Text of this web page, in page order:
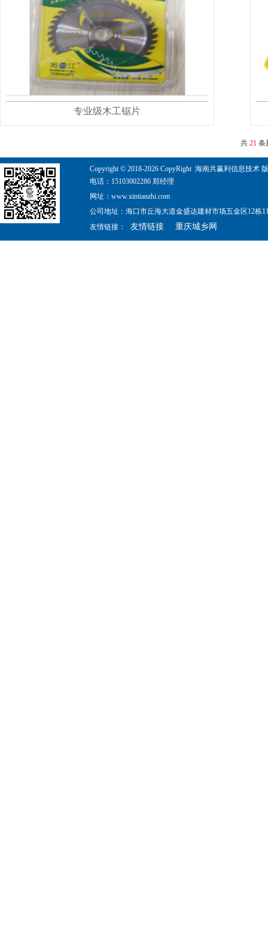
专业级木工锯片
共21 条
Copyright © 2018-2026 CopyRight 海南共赢利信息技术
电话：15103002286 郑经理
网址：www.xintianzhi.com
公司地址：海口市丘海大道金盛达建材市场五金区12栋
友情链接：
友情链接 重庆城乡网